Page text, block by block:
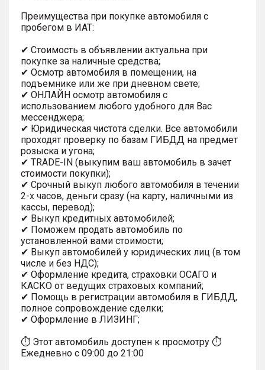
Преимущества при покупке автомобиля с
пробегом в ИАТ:
✔ Стоимость в объявлении актуальна при
покупке за наличные средства;
✔ Осмотр автомобиля в помещении, на
подъемнике или же при дневном свете;
✔ ОНЛАЙН осмотр автомобиля с
использованием любого удобного для Вас
мессенджера;
✔ Юридическая чистота сделки. Все автомобили
проходят проверку по базам ГИБДД на предмет
розыска и угона;
✔ TRADE-IN (выкупим ваш автомобиль в зачет
стоимости покупки);
✔ Срочный выкуп любого автомобиля в течении
2-х часов, деньги сразу (на карту, наличными из
кассы, перевод);
✔ Выкуп кредитных автомобилей;
✔ Поможем продать автомобиль по
установленной вами стоимости;
✔ Выкуп автомобилей у юридических лиц (в том
числе и без НДС);
✔ Оформление кредита, страховки ОСАГО и
КАСКО от ведущих страховых компаний;
✔ Помощь в регистрации автомобиля в ГИБДД,
полное сопровождение сделки;
✔ Оформление в ЛИЗИНГ;
⏱ Этот автомобиль доступен к просмотру ⏱
Ежедневно с 09:00 до 21:00